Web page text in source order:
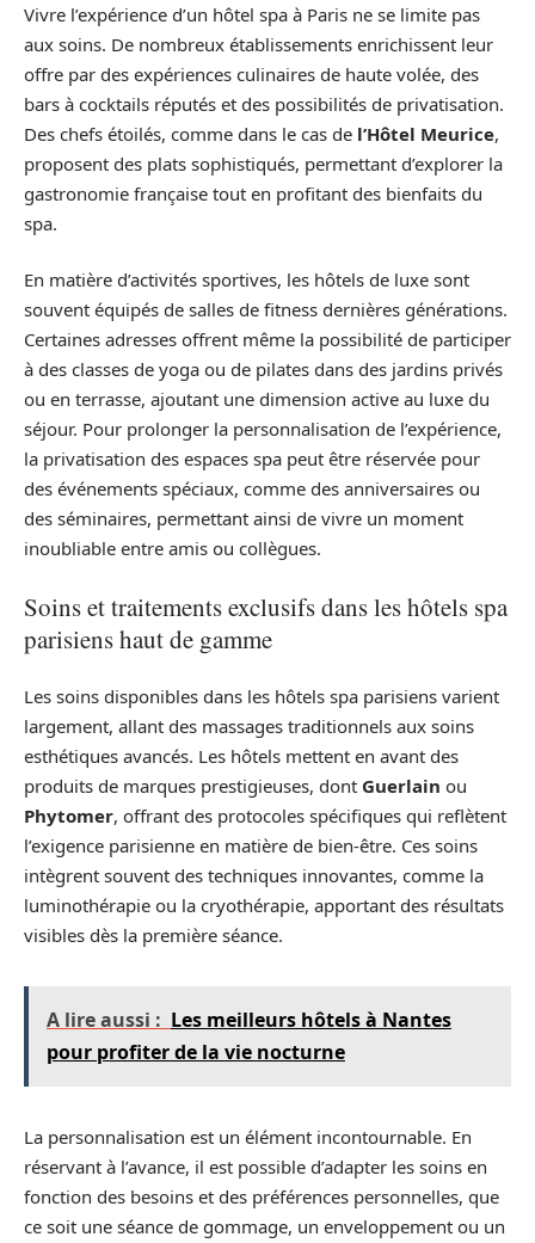
Vivre l’expérience d’un hôtel spa à Paris ne se limite pas
aux soins. De nombreux établissements enrichissent leur
offre par des expériences culinaires de haute volée, des
bars à cocktails réputés et des possibilités de privatisation.
Des chefs étoilés, comme dans le cas de l’Hôtel Meurice,
proposent des plats sophistiqués, permettant d’explorer la
gastronomie française tout en profitant des bienfaits du
spa.
En matière d’activités sportives, les hôtels de luxe sont
souvent équipés de salles de fitness dernières générations.
Certaines adresses offrent même la possibilité de participer
à des classes de yoga ou de pilates dans des jardins privés
ou en terrasse, ajoutant une dimension active au luxe du
séjour. Pour prolonger la personnalisation de l’expérience,
la privatisation des espaces spa peut être réservée pour
des événements spéciaux, comme des anniversaires ou
des séminaires, permettant ainsi de vivre un moment
inoubliable entre amis ou collègues.
Soins et traitements exclusifs dans les hôtels spa
parisiens haut de gamme
Les soins disponibles dans les hôtels spa parisiens varient
largement, allant des massages traditionnels aux soins
esthétiques avancés. Les hôtels mettent en avant des
produits de marques prestigieuses, dont Guerlain ou
Phytomer, offrant des protocoles spécifiques qui reflètent
l’exigence parisienne en matière de bien-être. Ces soins
intègrent souvent des techniques innovantes, comme la
luminothérapie ou la cryothérapie, apportant des résultats
visibles dès la première séance.
A lire aussi : Les meilleurs hôtels à Nantes
pour profiter de la vie nocturne
La personnalisation est un élément incontournable. En
réservant à l’avance, il est possible d’adapter les soins en
fonction des besoins et des préférences personnelles, que
ce soit une séance de gommage, un enveloppement ou un